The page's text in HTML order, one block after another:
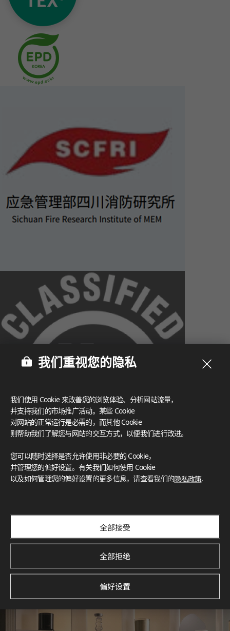
What These Certifications Mean
灵感画廊
我们重视您的隐私
我们使用 Cookie 来改善您的浏览体验、分析网站流量，
并支持我们的市场推广活动。某些 Cookie
对网站的正常运行是必需的，而其他 Cookie
则帮助我们了解您与网站的交互方式，以便我们进行改进。
您可以随时选择是否允许使用非必要的 Cookie，
并管理您的偏好设置。有关我们如何使用 Cookie
以及如何管理您的偏好设置的更多信息，请查看我们的隐私政策.
全部接受
全部拒绝
偏好设置